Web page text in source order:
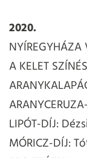
2020.
A KELET
LIPÓT-DÍJ:
MÓRICZ-DÍJ: